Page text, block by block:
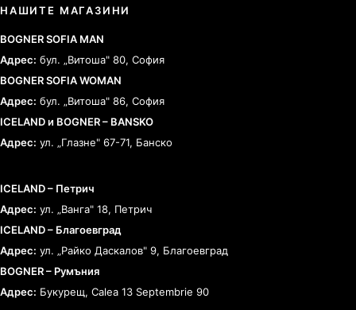
НАШИТЕ МАГАЗИНИ
BOGNER SOFIA MAN
Адрес: бул. „Витоша" 80, София
BOGNER SOFIA WOMAN
Адрес: бул. „Витоша" 86, София
ICELAND и BOGNER – BANSKO
Адрес: ул. „Глазне" 67-71, Банско
ICELAND – Петрич
Адрес: ул. „Ванга" 18, Петрич
ICELAND – Благоевград
Адрес: ул. „Райко Даскалов" 9, Благоевград
BOGNER – Румъния
Адрес: Букурещ, Calea 13 Septembrie 90